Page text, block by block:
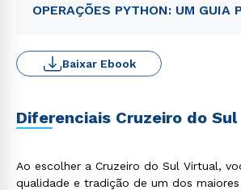
OPERAÇÕES PYTHON: UM GUIA
Baixar Ebook
Diferenciais Cruzeiro do Sul
Ao escolher a Cruzeiro do Sul Virtual,
qualidade e tradição de um dos